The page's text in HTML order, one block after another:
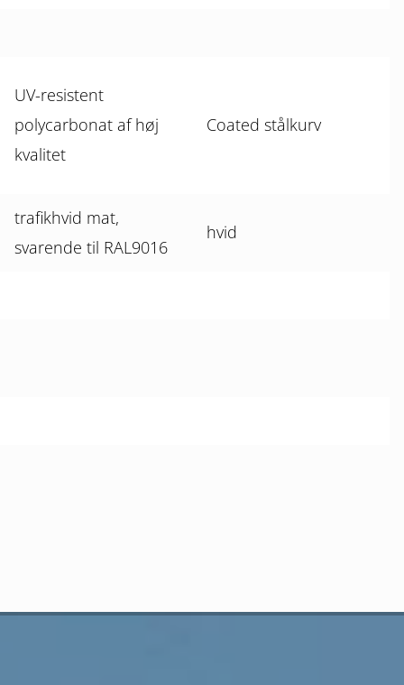
UV-resistent
polycarbonat af høj
kvalitet
Coated stålkurv
trafikhvid mat,
svarende til RAL9016
hvid